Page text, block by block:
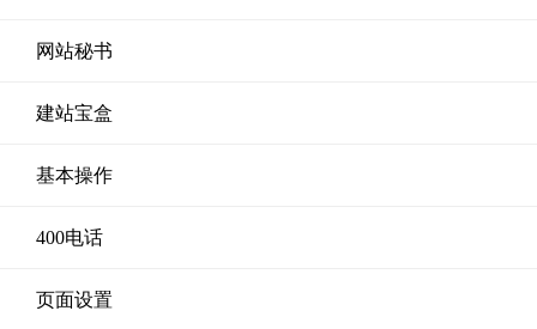
网站秘书
建站宝盒
基本操作
400电话
页面设置